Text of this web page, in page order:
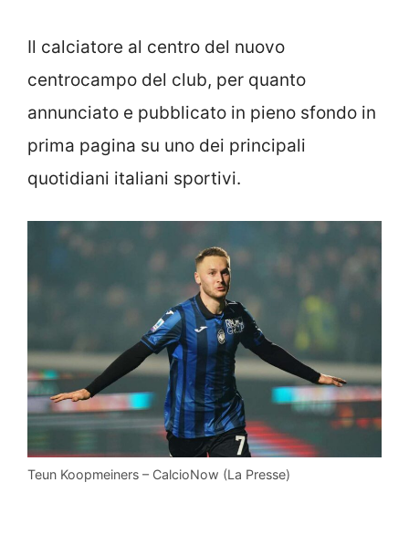
Il calciatore al centro del nuovo
centrocampo del club, per quanto
annunciato e pubblicato in pieno sfondo in
prima pagina su uno dei principali
quotidiani italiani sportivi.
Teun Koopmeiners – CalcioNow (La Presse)